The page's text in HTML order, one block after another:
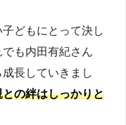
どもにとって決し
も内田有紀さん
長していきまし
の絆はしっかりと